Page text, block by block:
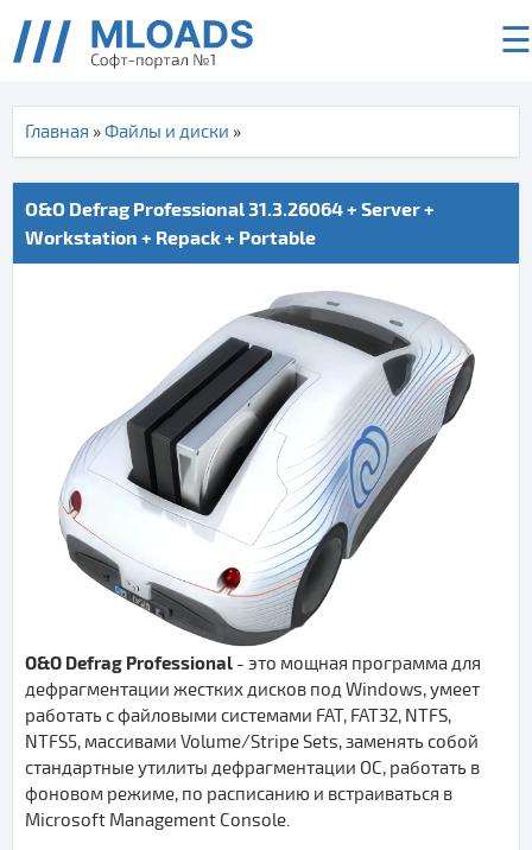
☰
Главная »Файлы и диски »
O&O Defrag Professional 31.3.26064 + Server +
Workstation + Repack + Portable
O&O Defrag Professional - это мощная программа для
дефрагментации жестких дисков под Windows, умеет
работать с файловыми системами FAT, FAT32, NTFS,
NTFS5, массивами Volume/Stripe Sets, заменять собой
стандартные утилиты дефрагментации ОС, работать в
фоновом режиме, по расписанию и встраиваться в
Microsoft Management Console.